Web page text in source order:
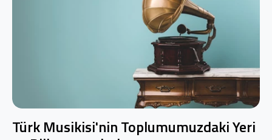
Türk Musikisi'nin Toplumumuzdaki Yeri